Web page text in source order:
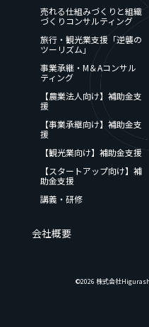
売れる仕組みづくりと組織
づくりコンサルティング
旅行・観光業支援「逆襲の
ツーリズム」
事業承継・M＆Aコンサル
ティング
【農業法人向け】補助金支
援
【事業承継向け】補助金支
援
【観光業向け】補助金支援
【スタートアップ向け】補
助金支援
講義・研修
会社概要
©2026 株式会社